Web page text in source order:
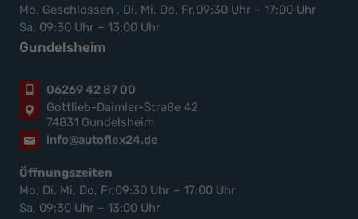
Mo. Geschlossen , Di, Mi, Do, Fr,09:30 Uhr – 17:00 Uhr
Sa, 09:30 Uhr – 13:00 Uhr
Gundelsheim
06269 42 87 00
Gottlieb-Daimler-Straße 42
74831 Gundelsheim
info@autoflex24.de
Öffnungszeiten
Mo, Di, Mi, Do, Fr,09:30 Uhr – 17:00 Uhr
Sa, 09:30 Uhr – 13:00 Uhr